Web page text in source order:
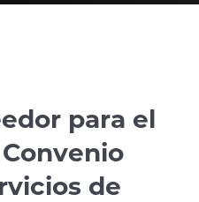
para el
de